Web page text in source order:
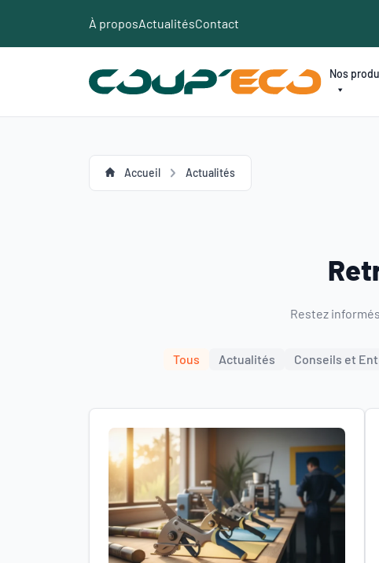
À proposActualitésContact
Nos
Accueil Actualités
Restez
Tous Actualités Conseils et